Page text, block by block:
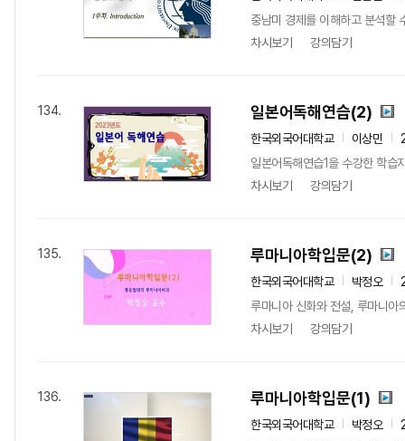
중남미 경제를 이해하고 분석할
차시보기
강의담기
134. 일본어독해연습(2)
한국외국어대학교 이상민
일본어독해연습1을 수강한 학습
차시보기
강의담기
135. 루마니아학입문(2)
한국외국어대학교 박정오
루마니아 신화와 전설, 루마니
차시보기
강의담기
136. 루마니아학입문(1)
한국외국어대학교 박정오